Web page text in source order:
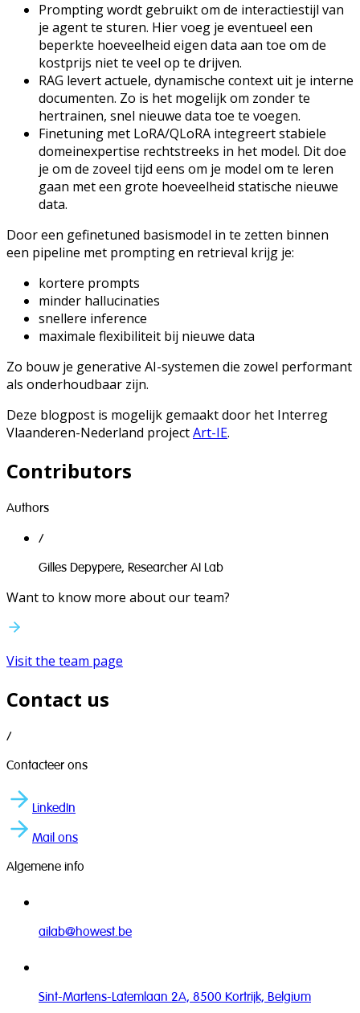
Prompting wordt gebruikt om de interactiestijl van
je agent te sturen. Hier voeg je eventueel een
beperkte hoeveelheid eigen data aan toe om de
kostprijs niet te veel op te drijven.
RAG levert actuele, dynamische context uit je interne
documenten. Zo is het mogelijk om zonder te
hertrainen, snel nieuwe data toe te voegen.
Finetuning met LoRA/QLoRA integreert stabiele
domeinexpertise rechtstreeks in het model. Dit doe
je om de zoveel tijd eens om je model om te leren
gaan met een grote hoeveelheid statische nieuwe
data.
Door een gefinetuned basismodel in te zetten binnen
een pipeline met prompting en retrieval krijg je:
kortere prompts
minder hallucinaties
snellere inference
maximale flexibiliteit bij nieuwe data
Zo bouw je generative AI-systemen die zowel performant
als onderhoudbaar zijn.
Deze blogpost is mogelijk gemaakt door het Interreg
Vlaanderen-Nederland projectArt-IE.
Contributors
Authors
/
Gilles Depypere, Researcher AI Lab
Want to know more about our team?
Visit the team page
Contact us
/
Contacteer ons
LinkedIn
Mail ons
Algemene info
ailab@howest.be
Sint-Martens-Latemlaan 2A, 8500 Kortrijk, Belgium